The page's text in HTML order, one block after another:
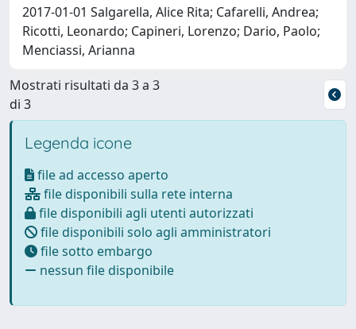
2017-01-01 Salgarella, Alice Rita; Cafarelli, Andrea;
Ricotti, Leonardo; Capineri, Lorenzo; Dario, Paolo;
Menciassi, Arianna
Mostrati risultati da 3 a 3
di 3
Legenda icone
file ad accesso aperto
file disponibili sulla rete interna
file disponibili agli utenti autorizzati
file disponibili solo agli amministratori
file sotto embargo
nessun file disponibile